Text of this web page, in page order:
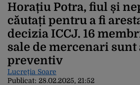
Horațiu Potra, fiul și
căutați pentru a fi
decizia ICCJ. 16
sale de mercenari sunt
preventiv
Lucreția Soare
Publicat: 28.02.2025, 21:52